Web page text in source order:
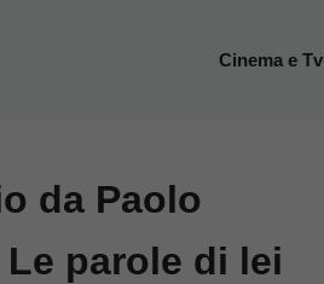
Cinema e Tv
da Paolo
parole di lei